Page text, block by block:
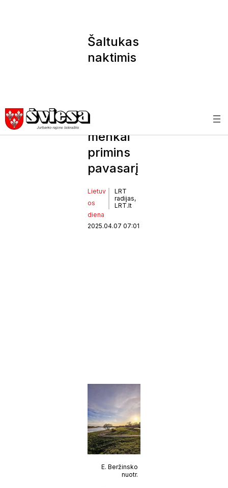
Šaltukas
naktimis
toliau
menkai
primins
pavasarį
Lietuv
os
diena
LRT
radijas,
LRT.lt
2025.04.07 07:01
E. Beržinsko
nuotr.